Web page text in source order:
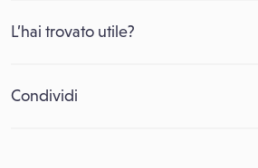
L’hai trovato utile?
Condividi